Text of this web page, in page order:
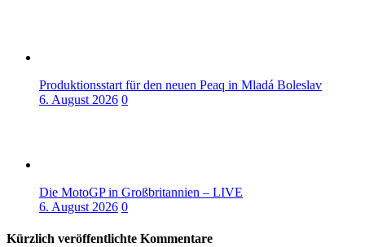
Produktionsstart für den neuen Peaq in Mladá Boleslav
6. August 2026 0
Die MotoGP in Großbritannien – LIVE
6. August 2026 0
Kürzlich veröffentlichte Kommentare